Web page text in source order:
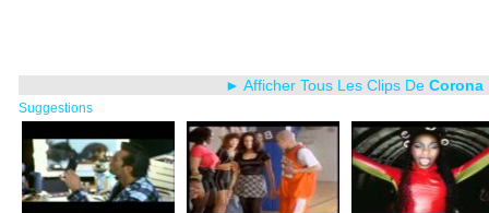
► Afficher Tous Les Clips De Corona
Suggestions